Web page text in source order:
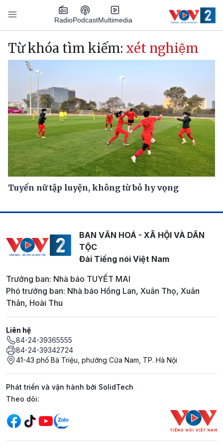
Nhảy đến nội dung
RadioPodcastMultimedia
Main navigation
Từ khóa tìm kiếm: xét nghiệm
Tuyển nữ tập luyện, không từ bỏ hy vọng
BAN VĂN HOÁ - XÃ HỘI VÀ DÂN
TỘC
Đài Tiếng nói Việt Nam
Trưởng ban: Nhà báo TUYẾT MAI
Phó trưởng ban: Nhà báo Hồng Lan, Xuân Thọ, Xuân
Thân, Hoài Thu
Liên hệ
84-24-39365555
84-24-39342724
41-43 phố Bà Triệu, phường Cửa Nam, TP. Hà Nội
Phát triển và vận hành bởi SolidTech
Mạng xã hội
Theo dõi: